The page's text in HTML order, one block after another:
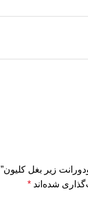
زیر بغل کلیون”
شده‌اند *